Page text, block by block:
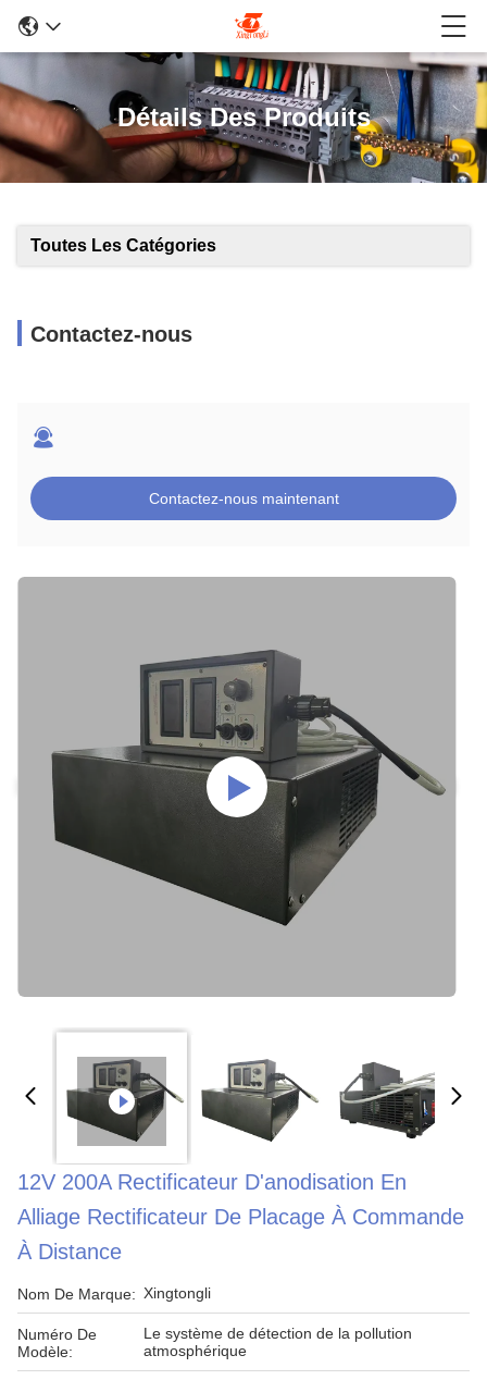
Détails Des Produits
Toutes Les Catégories
Contactez-nous
Contactez-nous maintenant
12V 200A Rectificateur D'anodisation En
Alliage Rectificateur De Placage À Commande
À Distance
Nom De Marque: Xingtongli
Numéro De
Modèle:
Le système de détection de la pollution
atmosphérique